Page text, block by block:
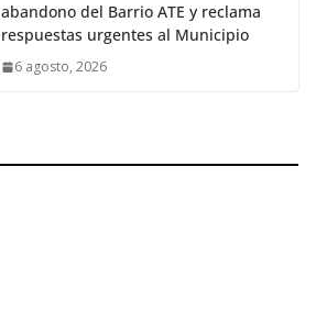
abandono del Barrio ATE y reclama
respuestas urgentes al Municipio
6 agosto, 2026